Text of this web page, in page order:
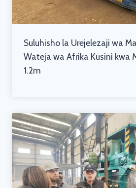
Suluhisho la Urejelezaji wa
Wateja wa Afrika Kusini kwa
1.2m